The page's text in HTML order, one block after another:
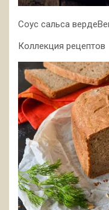
Соус сальса
Коллекция рецептов